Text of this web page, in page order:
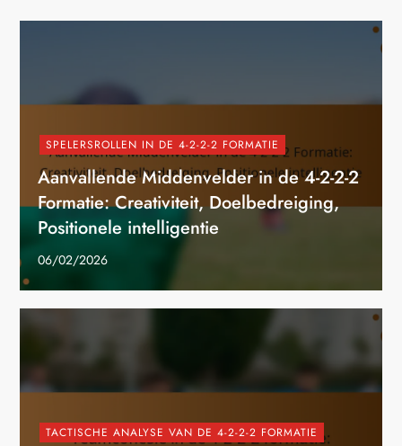
SPELERSROLLEN IN DE 4-2-2-2 FORMATIE
Aanvallende Middenvelder in de 4-2-2-2
Formatie: Creativiteit, Doelbedreiging,
Positionele intelligentie
06/02/2026
TACTISCHE ANALYSE VAN DE 4-2-2-2 FORMATIE